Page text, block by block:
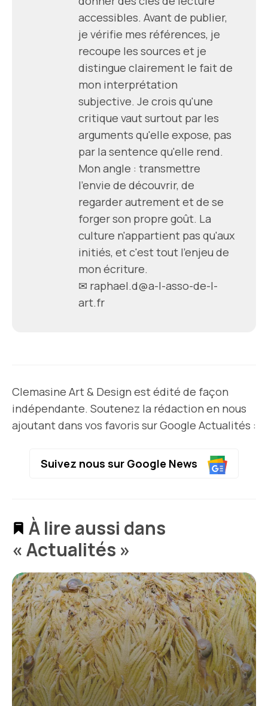
accessibles. Avant de publier,
je vérifie mes références, je
recoupe les sources et je
distingue clairement le fait de
mon interprétation
subjective. Je crois qu'une
critique vaut surtout par les
arguments qu'elle expose, pas
par la sentence qu'elle rend.
Mon angle : transmettre
l'envie de découvrir, de
regarder autrement et de se
forger son propre goût. La
culture n'appartient pas qu'aux
initiés, et c'est tout l'enjeu de
mon écriture.
✉ raphael.d@a-l-asso-de-l-
art.fr
Clemasine Art & Design est édité de façon
indépendante. Soutenez la rédaction en nous
ajoutant dans vos favoris sur Google Actualités :
Suivez nous sur Google News
À lire aussi dans
« Actualités »